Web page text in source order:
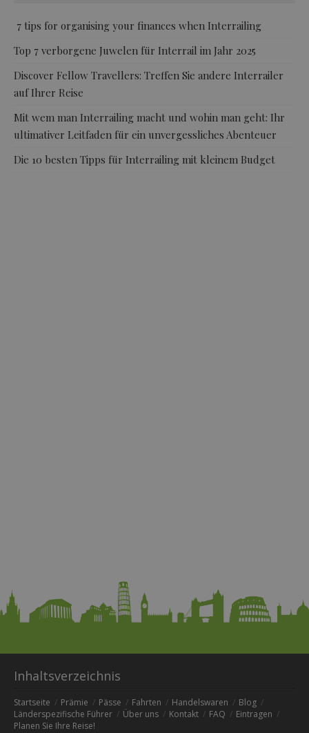
7 tips for organising your finances when Interrailing
Top 7 verborgene Juwelen für Interrail im Jahr 2025
Discover Fellow Travellers: Treffen Sie andere Interrailer
auf Ihrer Reise
Mit wem man Interrailing macht und wohin man geht: Ihr
ultimativer Leitfaden für ein unvergessliches Abenteuer
Die 10 besten Tipps für Interrailing mit kleinem Budget
Inhaltsverzeichnis
Startseite Prämie Pässe Fahrten Handelswaren
Blog
Länderspezifische Führer
Über uns Kontakt FAQ
Eintragen
Planen Sie Ihre Reise!